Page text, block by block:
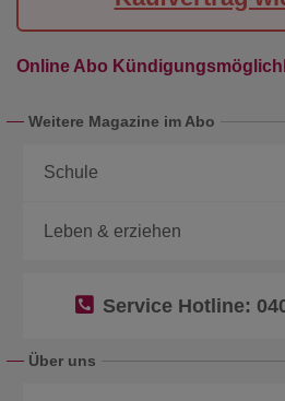
Online Abo
Weitere Magazine im Abo
Schule
Leben & erziehen
Über uns
Service Hotline: